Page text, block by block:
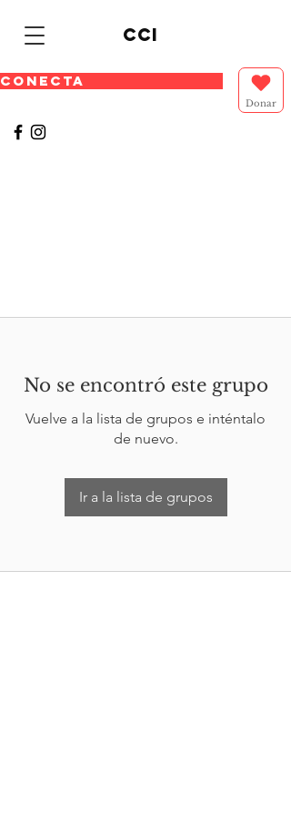
cci
CONECTA
Donar
No se encontró este grupo
Vuelve a la lista de grupos e inténtalo
de nuevo.
Ir a la lista de grupos